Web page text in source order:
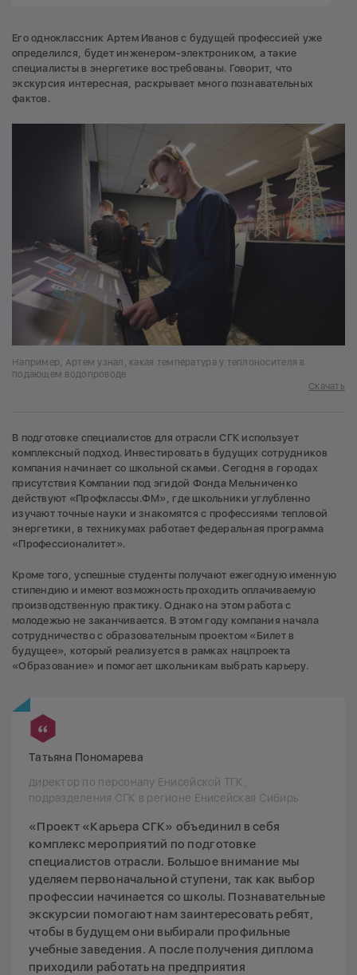
Его одноклассник Артем Иванов с будущей профессией уже
определился, будет инженером-электроником, а такие
специалисты в энергетике востребованы. Говорит, что
экскурсия интересная, раскрывает много познавательных
фактов.
Например, Артем узнал, какая температура у теплоносителя в
подающем водопроводе
Скачать
В подготовке специалистов для отрасли СГК использует
комплексный подход. Инвестировать в будущих сотрудников
компания начинает со школьной скамьи. Сегодня в городах
присутствия Компании под эгидой Фонда Мельниченко
действуют «Профклассы.ФМ», где школьники углубленно
изучают точные науки и знакомятся с профессиями тепловой
энергетики, в техникумах работает федеральная программа
«Профессионалитет».
Кроме того, успешные студенты получают ежегодную именную
стипендию и имеют возможность проходить оплачиваемую
производственную практику. Однако на этом работа с
молодежью не заканчивается. В этом году компания начала
сотрудничество с образовательным проектом «Билет в
будущее», который реализуется в рамках нацпроекта
«Образование» и помогает школьникам выбрать карьеру.
Татьяна Пономарева
директор по персоналу Енисейской ТГК,
подразделения СГК в регионе Енисейская Сибирь
«Проект «Карьера СГК» объединил в себя
комплекс мероприятий по подготовке
специалистов отрасли. Большое внимание мы
уделяем первоначальной ступени, так как выбор
профессии начинается со школы. Познавательные
экскурсии помогают нам заинтересовать ребят,
чтобы в будущем они выбирали профильные
учебные заведения. А после получения диплома
приходили работать на предприятия